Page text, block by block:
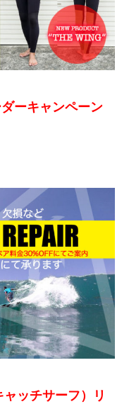
ーキャンペーン
ッチサーフ）リ